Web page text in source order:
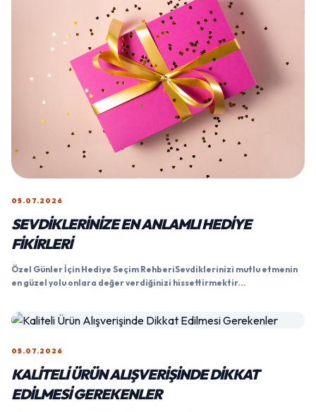
05.07.2026
SEVDIKLERINIZE EN ANLAMLI HEDIYE
FIKIRLERI
Özel Günler İçin Hediye Seçim RehberiSevdiklerinizi mutlu etmenin
en güzel yolu onlara değer verdiğinizi hissettirmektir...
05.07.2026
KALITELI ÜRÜN ALIŞVERIŞINDE DIKKAT
EDILMESI GEREKENLER